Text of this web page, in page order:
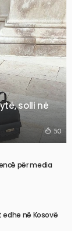
solli në
50
për media
edhe në Kosovë